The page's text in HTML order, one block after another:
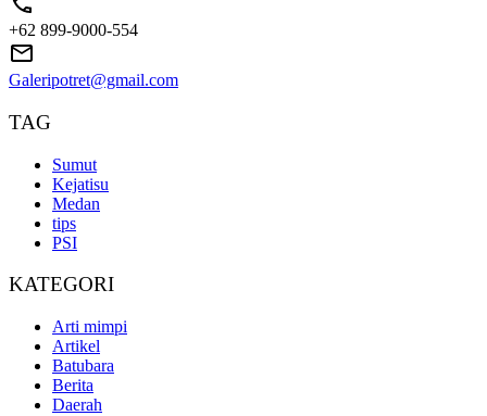
+62 899-9000-554
Galeripotret@gmail.com
TAG
Sumut
Kejatisu
Medan
tips
PSI
KATEGORI
Arti mimpi
Artikel
Batubara
Berita
Daerah